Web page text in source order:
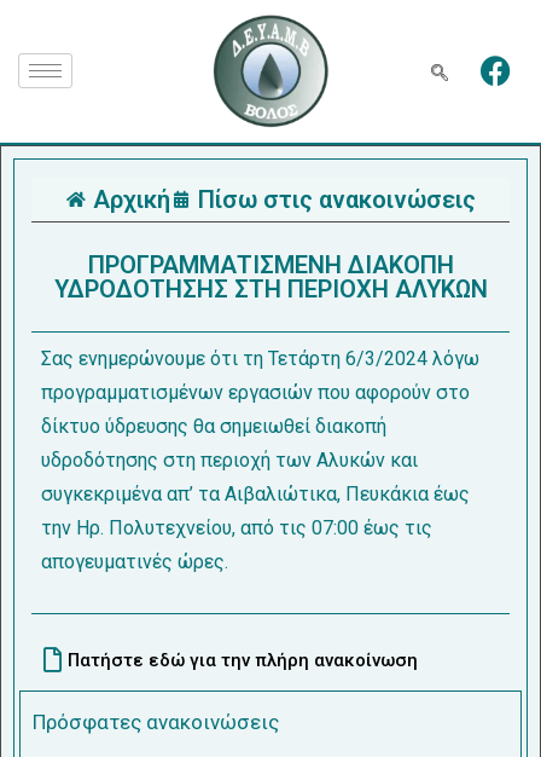
Αρχική Πίσω στις ανακοινώσεις
ΠΡΟΓΡΑΜΜΑΤΙΣΜΕΝΗ ΔΙΑΚΟΠΗ
ΥΔΡΟΔΟΤΗΣΗΣ ΣΤΗ ΠΕΡΙΟΧΗ ΑΛΥΚΩΝ
Σας ενημερώνουμε ότι τη Τετάρτη 6/3/2024 λόγω
προγραμματισμένων εργασιών που αφορούν στο
δίκτυο ύδρευσης θα σημειωθεί διακοπή
υδροδότησης στη περιοχή των Αλυκών και
συγκεκριμένα απ’ τα Αιβαλιώτικα, Πευκάκια έως
την Ηρ. Πολυτεχνείου, από τις 07:00 έως τις
απογευματινές ώρες.
Πατήστε εδώ για την πλήρη ανακοίνωση
Πρόσφατες ανακοινώσεις